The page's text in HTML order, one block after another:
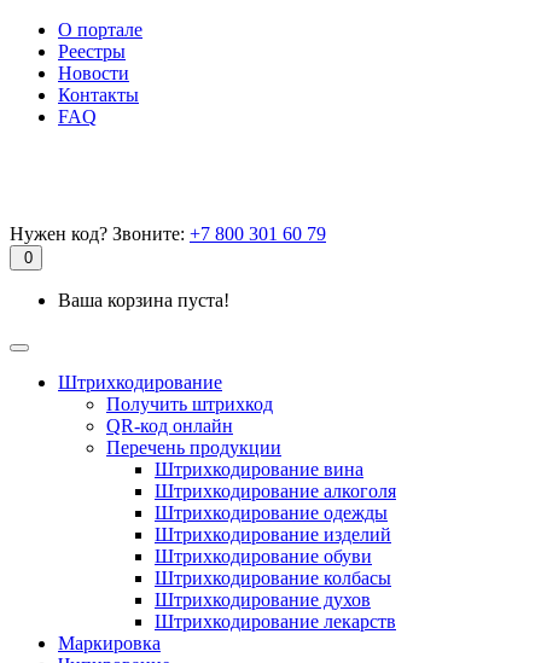
О портале
Реестры
Новости
Контакты
FAQ
Нужен код? Звоните: +7 800 301 60 79
0
Ваша корзина пуста!
Штрихкодирование
Получить штрихкод
QR-код онлайн
Перечень продукции
Штрихкодирование вина
Штрихкодирование алкоголя
Штрихкодирование одежды
Штрихкодирование изделий
Штрихкодирование обуви
Штрихкодирование колбасы
Штрихкодирование духов
Штрихкодирование лекарств
Маркировка